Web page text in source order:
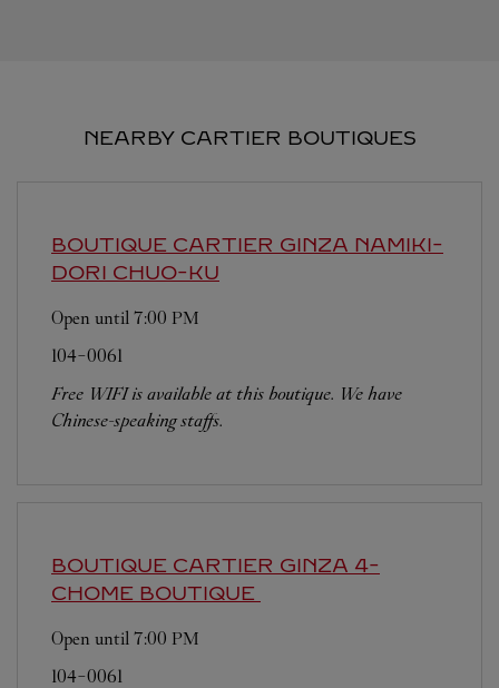
NEARBY CARTIER BOUTIQUES
BOUTIQUE CARTIER GINZA NAMIKI-
DORI CHUO-KU
Open until 7:00 PM
104-0061
Free WIFI is available at this boutique. We have
Chinese-speaking staffs.
BOUTIQUE CARTIER GINZA 4-
CHOME BOUTIQUE
Open until 7:00 PM
104-0061